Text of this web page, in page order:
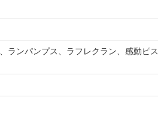
ランパンプス、ラフレクラン、感動ピス